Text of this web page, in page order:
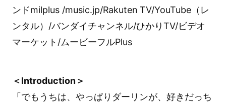
ンドmilplus /music.jp/Rakuten TV/YouTube（レ
ンタル）/バンダイチャンネル/ひかりTV/ビデオ
マーケット/ムービーフルPlus
＜Introduction＞
「でもうちは、やっぱりダーリンが、好きだっち